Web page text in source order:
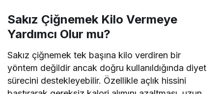
Sakız Çiğnemek Kilo Vermeye
Yardımcı Olur mu?
Sakız çiğnemek tek başına kilo verdiren bir
yöntem değildir ancak doğru kullanıldığında diyet
sürecini destekleyebilir. Özellikle açlık hissini